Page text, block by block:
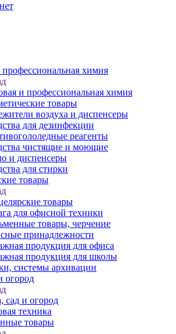
химия
и профессиональная химия
товары
воздуха и диспенсеры
для дезинфекции
реагенты
чистящие и моющие
и диспенсеры
для стирки
товары
товары
для офисной техники
товары, черчение
принадлежности
продукция для офиса
продукция для школы
системы архивации
огород
сад и огород
техника
товары